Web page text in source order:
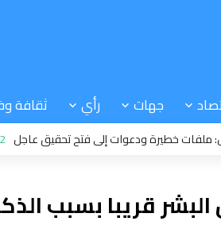
جهات رأي ثقافة
خطيرة ودعوات إلى فتح تحقيق عاجل 19:32
قريبا بسبب